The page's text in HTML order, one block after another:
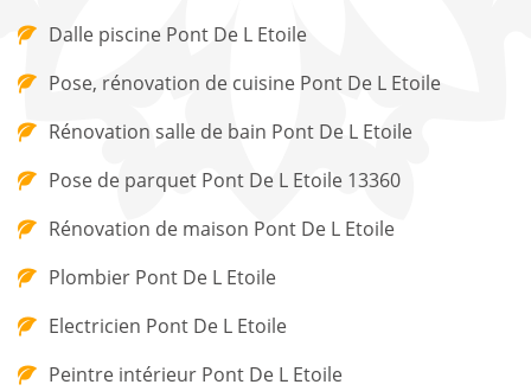
Dalle piscine Pont De L Etoile
Pose, rénovation de cuisine Pont De L Etoile
Rénovation salle de bain Pont De L Etoile
Pose de parquet Pont De L Etoile 13360
Rénovation de maison Pont De L Etoile
Plombier Pont De L Etoile
Electricien Pont De L Etoile
Peintre intérieur Pont De L Etoile